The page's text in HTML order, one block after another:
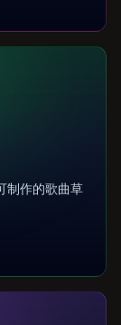
制作的歌曲草